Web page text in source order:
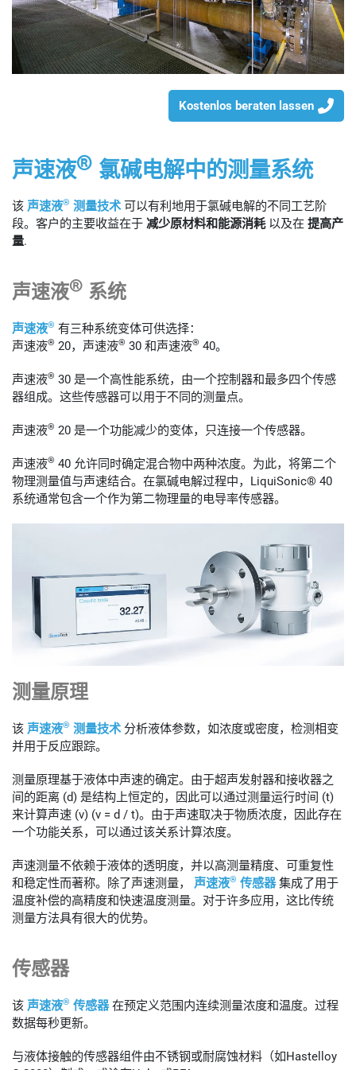
Kostenlos beraten lassen
声速液® 氯碱电解中的测量系统
该 声速液® 测量技术可以有利地用于氯碱电解的不同工艺阶
段。客户的主要收益在于 减少原材料和能源消耗以及在 提高产
量.
声速液® 系统
声速液® 有三种系统变体可供选择：
声速液® 20，声速液® 30 和声速液® 40。
声速液® 30 是一个高性能系统，由一个控制器和最多四个传感
器组成。这些传感器可以用于不同的测量点。
声速液® 20 是一个功能减少的变体，只连接一个传感器。
声速液® 40 允许同时确定混合物中两种浓度。为此，将第二个
物理测量值与声速结合。在氯碱电解过程中，LiquiSonic® 40
系统通常包含一个作为第二物理量的电导率传感器。
测量原理
该 声速液® 测量技术分析液体参数，如浓度或密度，检测相变
并用于反应跟踪。
测量原理基于液体中声速的确定。由于超声发射器和接收器之
间的距离 (d) 是结构上恒定的，因此可以通过测量运行时间 (t)
来计算声速 (v) (v = d / t)。由于声速取决于物质浓度，因此存在
一个功能关系，可以通过该关系计算浓度。
声速测量不依赖于液体的透明度，并以高测量精度、可重复性
和稳定性而著称。除了声速测量， 声速液® 传感器集成了用于
温度补偿的高精度和快速温度测量。对于许多应用，这比传统
测量方法具有很大的优势。
传感器
该 声速液® 传感器在预定义范围内连续测量浓度和温度。过程
数据每秒更新。
与液体接触的传感器组件由不锈钢或耐腐蚀材料（如Hastelloy